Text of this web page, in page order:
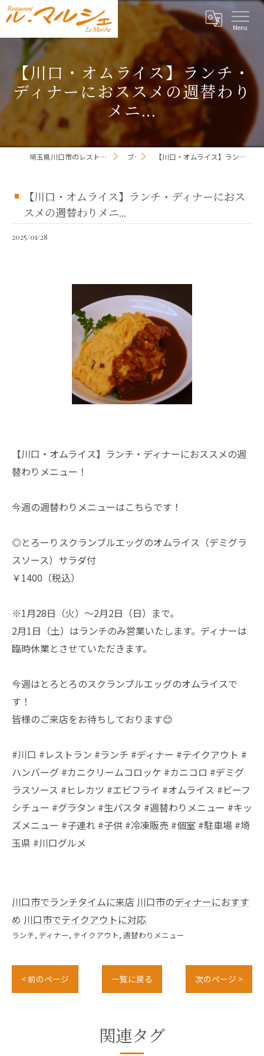
【川口・オムライス】ランチ・
ディナーにおススメの週替わり
メニ...
埼玉県川口市のレストランならレストラン ル・マルシェ ブログ 【川口・オムライス】ランチ・ディナーにおススメの週替わりメニ...
【川口・オムライス】ランチ・ディナーにおス
スメの週替わりメニ...
2025/01/28
【川口・オムライス】ランチ・ディナーにおススメの週
替わりメニュー！
今週の週替わりメニューはこちらです！
◎とろーりスクランブルエッグのオムライス（デミグラ
スソース）サラダ付
￥1400（税込）
※1月28日（火）～2月2日（日）まで。
2月1日（土）はランチのみ営業いたします。ディナーは
臨時休業とさせていただきます。
今週はとろとろのスクランブルエッグのオムライスで
す！
皆様のご来店をお待ちしております😊
#川口 #レストラン #ランチ #ディナー #テイクアウト #
ハンバーグ #カニクリームコロッケ #カニコロ #デミグ
ラスソース #ヒレカツ #エビフライ #オムライス #ビーフ
シチュー #グラタン #生パスタ #週替わりメニュー #キッ
ズメニュー #子連れ #子供 #冷凍販売 #個室 #駐車場 #埼
玉県 #川口グルメ
川口市でランチタイムに来店 川口市のディナーにおすす
め 川口市でテイクアウトに対応
ランチ ディナー テイクアウト 週替わりメニュー
< 前のページ 一覧に戻る 次のページ >
関連タグ